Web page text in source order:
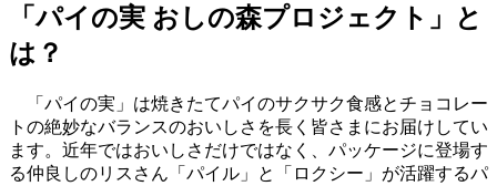
「パイの実 おしの森プロジェクト」と
は？
「パイの実」は焼きたてパイのサクサク食感とチョコレー
トの絶妙なバランスのおいしさを長く皆さまにお届けしてい
ます。近年ではおいしさだけではなく、パッケージに登場す
る仲良しのリスさん「パイル」と「ロクシー」が活躍するパ